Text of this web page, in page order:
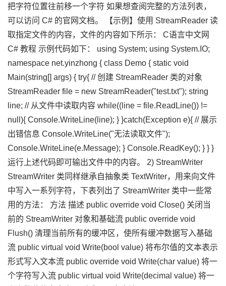
把字符位置往前移一个字符 如果想查阅完整的方法列表，
可以访问 C# 的官网文档。 【示例】使用 StreamReader 读
取指定文件的内容，文件的内容如下所示： C语言中文网
C# 教程 示例代码如下： using System; using System.IO;
namespace net.yinzhong { class Demo { static void
Main(string[] args) { try{ // 创建 StreamReader 类的对象
StreamReader file = new StreamReader("test.txt"); string
line; // 从文件中读取内容 while((line = file.ReadLine()) !=
null){ Console.WriteLine(line); } }catch(Exception e){ // 展示
出错信息 Console.WriteLine("无法读取文件");
Console.WriteLine(e.Message); } Console.ReadKey(); } } }
运行上述代码即可输出文件中的内容。 2) StreamWriter
StreamWriter 类同样继承自抽象类 TextWriter，用来向文件
中写入一系列字符，下表列出了 StreamWriter 类中一些常
用的方法： 方法 描述 public override void Close() 关闭当
前的 StreamWriter 对象和基础流 public override void
Flush() 清理当前所有的缓冲区，使所有缓冲数据写入基础
流 public virtual void Write(bool value) 将布尔值的文本表示
形式写入文本流 public override void Write(char value) 将一
个字符写入流 public virtual void Write(decimal value) 将一